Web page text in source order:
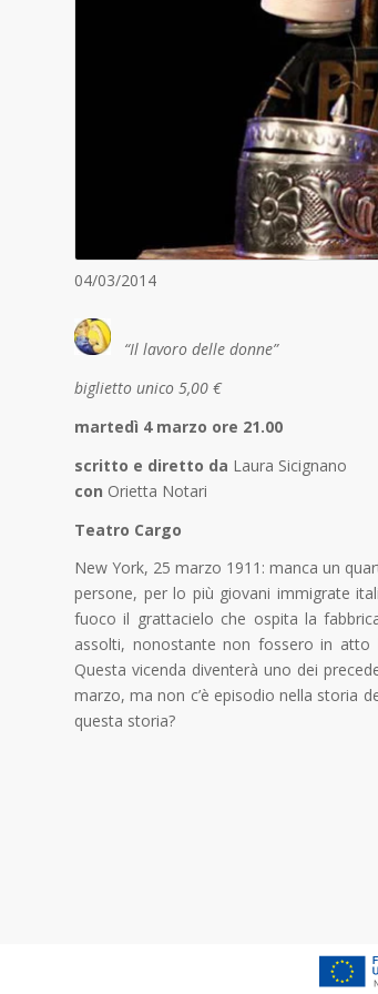
04/03/2014
“Il lavoro delle donne”
biglietto unico 5,00 €
martedì 4 marzo ore 21.00
scritto e diretto da Laura Sicignano
con Orietta Notari
Teatro Cargo
New York, 25 marzo 1911: manca un
persone, per lo più giovani immigrate
fuoco il grattacielo che ospita la
assolti, nonostante non fossero in atto
Questa vicenda diventerà uno dei
marzo, ma non c’è episodio nella storia
questa storia?